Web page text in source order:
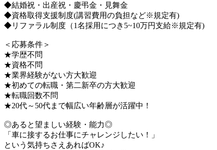
◆結婚祝・出産祝・慶弔金・見舞金
◆資格取得支援制度(講習費用の負担など※規定有)
◆リファラル制度（1名採用につき5~10万円支給※規定有)
＜応募条件＞
★学歴不問
★資格不問
★業界経験がない方大歓迎
★初めての転職・第二新卒の方大歓迎
★転職回数不問
★20代～50代まで幅広い年齢層が活躍中！
◎あると望ましい経験・能力◎
「車に接するお仕事にチャレンジしたい！」
という気持ちさえあればOK♪